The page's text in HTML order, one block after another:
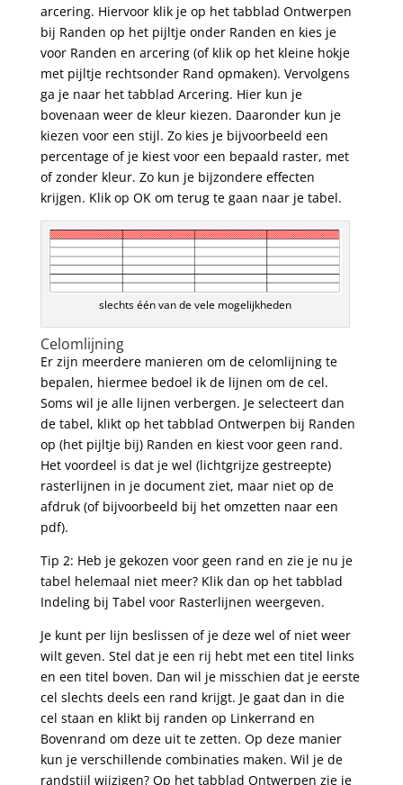
arcering. Hiervoor klik je op het tabblad Ontwerpen
bij Randen op het pijltje onder Randen en kies je
voor Randen en arcering (of klik op het kleine hokje
met pijltje rechtsonder Rand opmaken). Vervolgens
ga je naar het tabblad Arcering. Hier kun je
bovenaan weer de kleur kiezen. Daaronder kun je
kiezen voor een stijl. Zo kies je bijvoorbeeld een
percentage of je kiest voor een bepaald raster, met
of zonder kleur. Zo kun je bijzondere effecten
krijgen. Klik op OK om terug te gaan naar je tabel.
slechts één van de vele mogelijkheden
Celomlijning
Er zijn meerdere manieren om de celomlijning te
bepalen, hiermee bedoel ik de lijnen om de cel.
Soms wil je alle lijnen verbergen. Je selecteert dan
de tabel, klikt op het tabblad Ontwerpen bij Randen
op (het pijltje bij) Randen en kiest voor geen rand.
Het voordeel is dat je wel (lichtgrijze gestreepte)
rasterlijnen in je document ziet, maar niet op de
afdruk (of bijvoorbeeld bij het omzetten naar een
pdf).
Tip 2: Heb je gekozen voor geen rand en zie je nu je
tabel helemaal niet meer? Klik dan op het tabblad
Indeling bij Tabel voor Rasterlijnen weergeven.
Je kunt per lijn beslissen of je deze wel of niet weer
wilt geven. Stel dat je een rij hebt met een titel links
en een titel boven. Dan wil je misschien dat je eerste
cel slechts deels een rand krijgt. Je gaat dan in die
cel staan en klikt bij randen op Linkerrand en
Bovenrand om deze uit te zetten. Op deze manier
kun je verschillende combinaties maken. Wil je de
randstijl wijzigen? Op het tabblad Ontwerpen zie je